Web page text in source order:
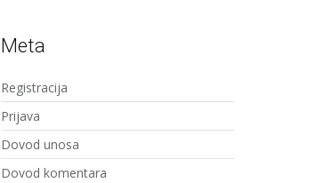
Meta
Registracija
Prijava
Dovod unosa
Dovod komentara